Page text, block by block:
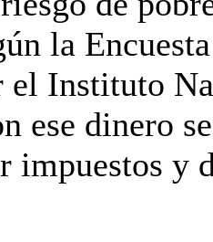
la
el Instituto
ese dinero
impuestos y